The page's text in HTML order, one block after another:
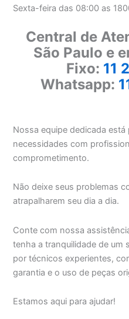
Sexta-feira das 08:00 as
Central de
São Paulo e
Fixo: 11
Whatsapp:
Nossa equipe dedicada
necessidades com
comprometimento.
Não deixe seus problemas
atrapalharem seu dia a dia.
Conte com nossa
tenha a tranquilidade de um
por técnicos experientes,
garantia e o uso de peças
Estamos aqui para ajudar!